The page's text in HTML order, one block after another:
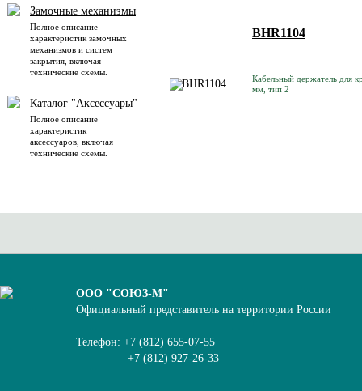
Замочные механизмы
Полное описание
характеристик замочных
механизмов и систем
закрытия, включая
технические схемы.
Каталог "Аксессуары"
Полное описание
характеристик
аксессуаров, включая
технические схемы.
BHR1104
Кабельный держатель для
мм, тип 2
ООО "СОЮЗ-М"
Официальный представитель на территории России
Телефон: +7 (812) 655-07-55
+7 (812) 927-26-33